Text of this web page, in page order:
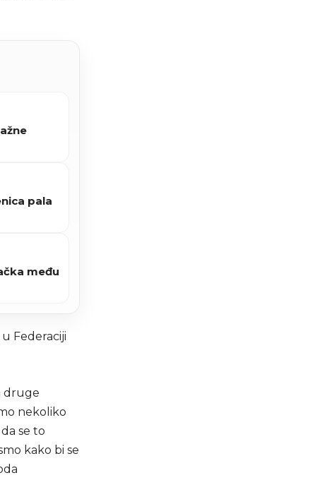
pala
među
Federaciji
druge
nekoliko
se to
kako bi se